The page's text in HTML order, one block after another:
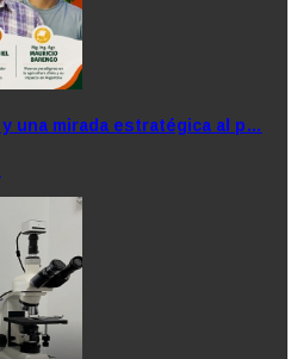
una mirada estratégica al p…